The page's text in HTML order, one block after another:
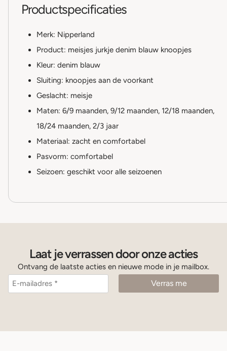
Productspecificaties
Merk: Nipperland
Product: meisjes jurkje denim blauw knoopjes
Kleur: denim blauw
Sluiting: knoopjes aan de voorkant
Geslacht: meisje
Maten: 6/9 maanden, 9/12 maanden, 12/18 maanden,
18/24 maanden, 2/3 jaar
Materiaal: zacht en comfortabel
Pasvorm: comfortabel
Seizoen: geschikt voor alle seizoenen
Laat je verrassen door onze acties
Ontvang de laatste acties en nieuwe mode in je mailbox.